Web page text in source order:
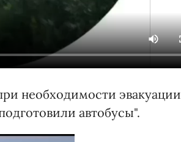
необходимости эвакуации
автобусы".